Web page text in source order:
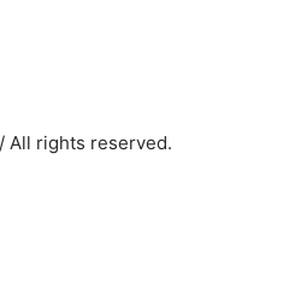
All rights reserved.